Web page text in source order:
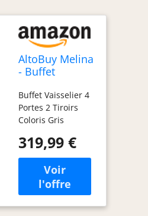
AltoBuy Melina
- Buffet
Portes 2 Tiroirs
Coloris Gris
Buffet Vaisselier 4
Portes 2 Tiroirs
Coloris Gris
vous un intérieur
de style
campagnard avec
notre gamme
Melina, fabriquée
à partir de bois de
319,99 €